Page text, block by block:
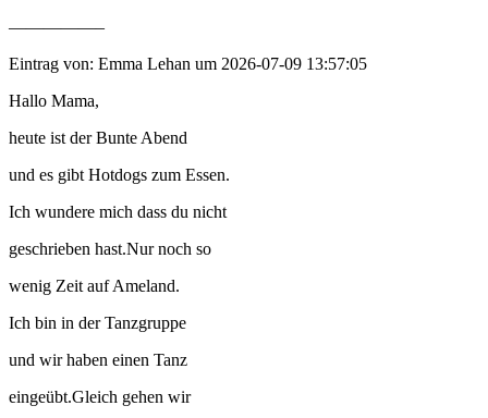
—————–
Eintrag von: Emma Lehan um 2026-07-09 13:57:05
Hallo Mama,
heute ist der Bunte Abend
und es gibt Hotdogs zum Essen.
Ich wundere mich dass du nicht
geschrieben hast.Nur noch so
wenig Zeit auf Ameland.
Ich bin in der Tanzgruppe
und wir haben einen Tanz
eingeübt.Gleich gehen wir